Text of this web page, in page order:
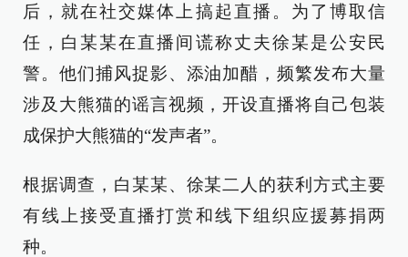
后，就在社交媒体上搞起直播。为了博取信
任，白某某在直播间谎称丈夫徐某是公安民
警。他们捕风捉影、添油加醋，频繁发布大量
涉及大熊猫的谣言视频，开设直播将自己包装
成保护大熊猫的“发声者”。
根据调查，白某某、徐某二人的获利方式主要
有线上接受直播打赏和线下组织应援募捐两
种。